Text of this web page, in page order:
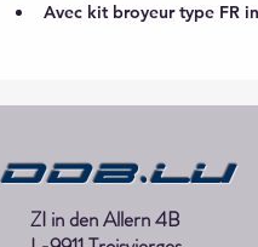
Avec kit broyeur type FR
DDB.lu
ZI in den Allern 4B